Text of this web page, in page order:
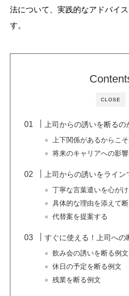
法について、実践的なアドバイ
す。
CLOSE
上司からの誘いを断るの
上下関係があるからこ
将来のキャリアへの影
上司からの誘いをライン
丁寧な言葉遣いを心がけ
具体的な理由を添えて断
代替案を提案する
すぐに使える！上司への
飲み会の誘いを断る例文
休日の予定を断る例文
残業を断る例文